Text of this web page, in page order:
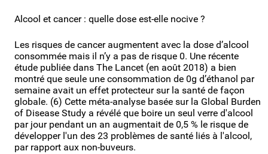
Alcool et cancer : quelle dose est-elle nocive ?
Les risques de cancer augmentent avec la dose d’alcool
consommée mais il n’y a pas de risque 0. Une récente
étude publiée dans The Lancet (en août 2018) a bien
montré que seule une consommation de 0g d’éthanol par
semaine avait un effet protecteur sur la santé de façon
globale. (6) Cette méta-analyse basée sur la Global Burden
of Disease Study a révélé que boire un seul verre d'alcool
par jour pendant un an augmentait de 0,5 % le risque de
développer l'un des 23 problèmes de santé liés à l'alcool,
par rapport aux non-buveurs.